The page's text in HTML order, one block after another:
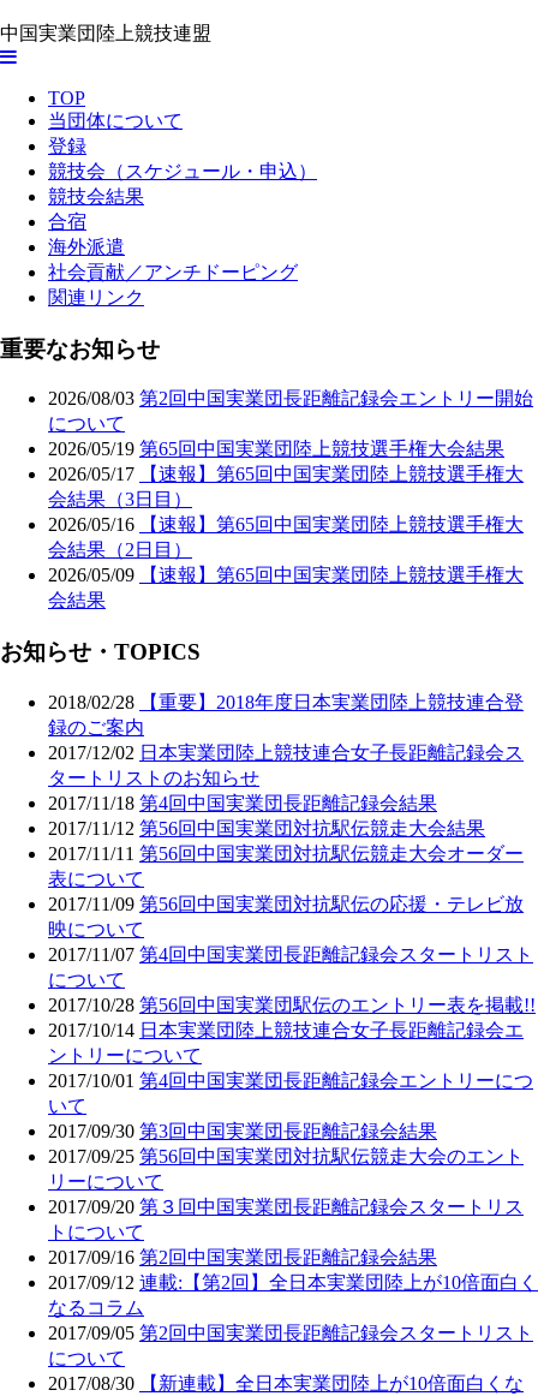
中国実業団陸上競技連盟
TOP
当団体について
登録
競技会（スケジュール・申込）
競技会結果
合宿
海外派遣
社会貢献／アンチドーピング
関連リンク
重要なお知らせ
2026/08/03 第2回中国実業団長距離記録会エントリー開始
について
2026/05/19 第65回中国実業団陸上競技選手権大会結果
2026/05/17
【速報】第65回中国実業団陸上競技選手権大
会結果（3日目）
2026/05/16
【速報】第65回中国実業団陸上競技選手権大
会結果（2日目）
2026/05/09
【速報】第65回中国実業団陸上競技選手権大
会結果
お知らせ・TOPICS
2018/02/28
【重要】2018年度日本実業団陸上競技連合登
録のご案内
2017/12/02 日本実業団陸上競技連合女子長距離記録会ス
タートリストのお知らせ
2017/11/18 第4回中国実業団長距離記録会結果
2017/11/12 第56回中国実業団対抗駅伝競走大会結果
2017/11/11 第56回中国実業団対抗駅伝競走大会オーダー
表について
2017/11/09 第56回中国実業団対抗駅伝の応援・テレビ放
映について
2017/11/07 第4回中国実業団長距離記録会スタートリスト
について
2017/10/28 第56回中国実業団駅伝のエントリー表を掲載!!
2017/10/14 日本実業団陸上競技連合女子長距離記録会エ
ントリーについて
2017/10/01 第4回中国実業団長距離記録会エントリーにつ
いて
2017/09/30 第3回中国実業団長距離記録会結果
2017/09/25 第56回中国実業団対抗駅伝競走大会のエント
リーについて
2017/09/20 第３回中国実業団長距離記録会スタートリス
トについて
2017/09/16 第2回中国実業団長距離記録会結果
2017/09/12 連載:【第2回】全日本実業団陸上が10倍面白く
なるコラム
2017/09/05 第2回中国実業団長距離記録会スタートリスト
について
2017/08/30
【新連載】全日本実業団陸上が10倍面白くな